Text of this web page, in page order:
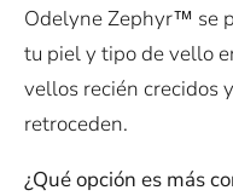
Odelyne Zephyr™ se
tu piel y tipo de vello
vellos recién crecidos
retroceden.
¿Qué opción es más